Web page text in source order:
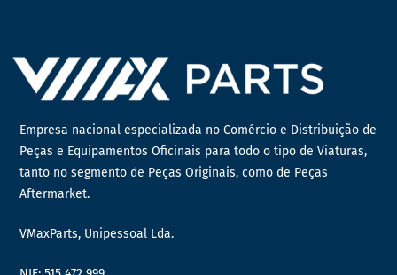
Empresa nacional especializada no Comércio e Distribuição de
Peças e Equipamentos Oficinais para todo o tipo de Viaturas,
tanto no segmento de Peças Originais, como de Peças
Aftermarket.
VMaxParts, Unipessoal Lda.